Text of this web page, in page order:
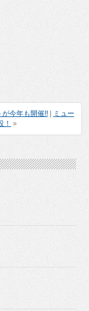
今年も開催!!| ミュー
！ »